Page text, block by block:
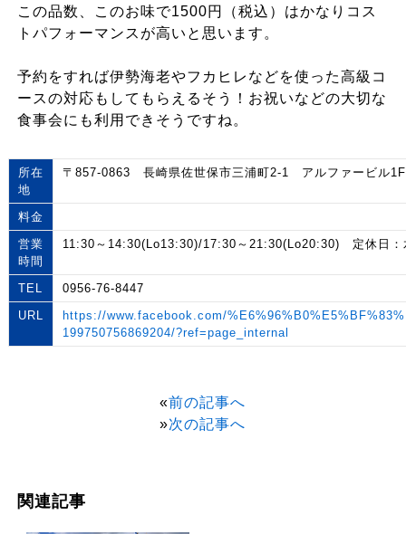
この品数、このお味で1500円（税込）はかなりコス
トパフォーマンスが高いと思います。
予約をすれば伊勢海老やフカヒレなどを使った高級コ
ースの対応もしてもらえるそう！お祝いなどの大切な
食事会にも利用できそうですね。
所在
地
〒857-0863 長崎県佐世保市三浦町2-1 アルファービル1F
料金
営業
時間
11:30～14:30(Lo13:30)/17:30～21:30(Lo20:30) 定休日：
TEL
0956-76-8447
URL
https://www.facebook.com/
199750756869204/?ref=page_internal
«前の記事へ
»次の記事へ
関連記事